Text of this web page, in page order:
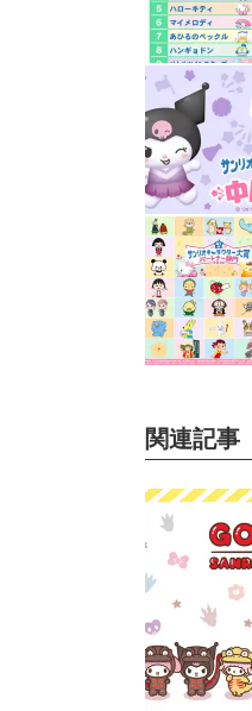
関連記事